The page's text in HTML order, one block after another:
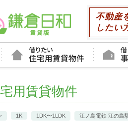
不動産
したい
用賃貸物件
1K 1DK〜1LDK 江ノ島電鉄 江の島